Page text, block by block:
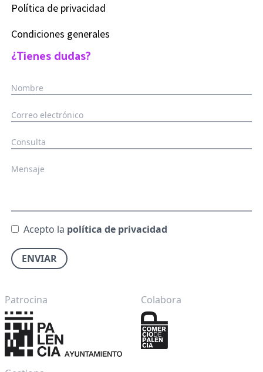
Política de privacidad
Condiciones generales
¿Tienes dudas?
Acepto la política de privacidad
ENVIAR
Patrocina Colabora